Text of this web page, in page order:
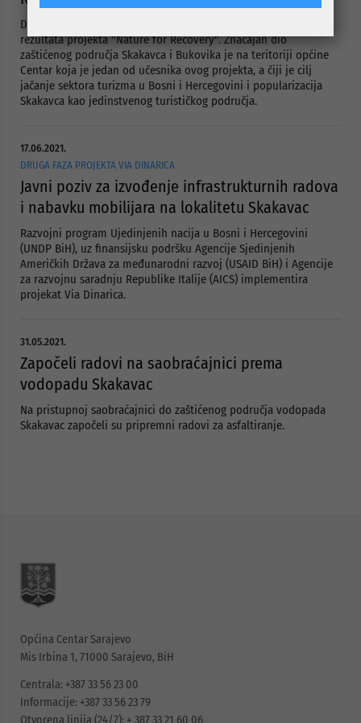
Danas je na platou Ravne na Skakavcu održana prezentacija
rezultata projekta "Nature for Recovery". Značajan dio
zaštićenog područja Skakavca i Bukovika je na teritoriji općine
Centar koja je jedan od učesnika ovog projekta, a čiji je cilj
jačanje sektora turizma u Bosni i Hercegovini i popularizacija
Skakavca kao jedinstvenog turističkog područja.
17.06.2021.
DRUGA FAZA PROJEKTA VIA DINARICA
Javni poziv za izvođenje infrastrukturnih radova
i nabavku mobilijara na lokalitetu Skakavac
Razvojni program Ujedinjenih nacija u Bosni i Hercegovini
(UNDP BiH), uz finansijsku podršku Agencije Sjedinjenih
Američkih Država za međunarodni razvoj (USAID BiH) i Agencije
za razvojnu saradnju Republike Italije (AICS) implementira
projekat Via Dinarica.
31.05.2021.
Započeli radovi na saobraćajnici prema
vodopadu Skakavac
Na pristupnoj saobraćajnici do zaštićenog područja vodopada
Skakavac započeli su pripremni radovi za asfaltiranje.
Općina Centar Sarajevo
Mis Irbina 1, 71000 Sarajevo, BiH
Centrala: +387 33 56 23 00
Informacije: +387 33 56 23 79
Otvorena linija (24/7): + 387 33 21 60 06